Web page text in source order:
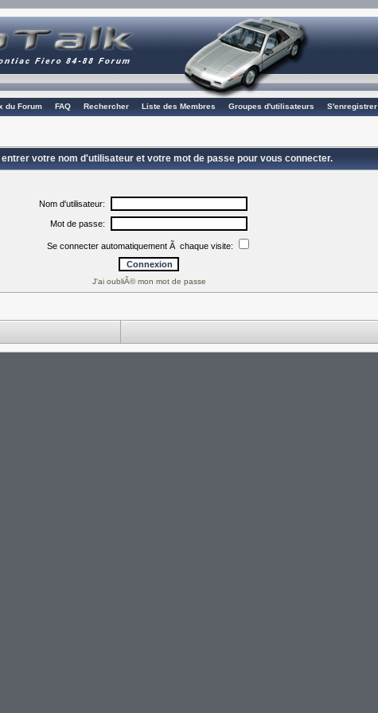
du Forum FAQ Rechercher Liste des Membres Groupes d'utilisateurs S'enregistrer
entrer votre nom d'utilisateur et votre mot de passe pour vous connecter.
Nom d'utilisateur:
Mot de passe:
Se connecter automatiquement Ã chaque visite:
J'ai oubliÃ© mon mot de passe